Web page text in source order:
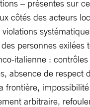
– présentes sur
côtés des acteurs
personnes exilées
italienne : contrôles
absence de respect
frontière,
arbitraire,